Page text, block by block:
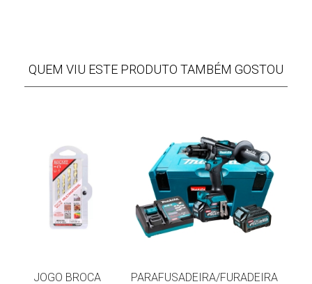
QUEM VIU ESTE PRODUTO TAMBÉM GOSTOU
JOGO BROCA
PARAFUSADEIRA/FURADEIRA